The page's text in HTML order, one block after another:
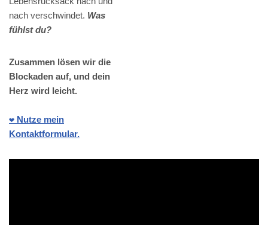
nach verschwindet. Was
fühlst du?
Zusammen lösen wir die
Blockaden auf, und dein
Herz wird leicht.
❤️ Nutze mein
Kontaktformular.